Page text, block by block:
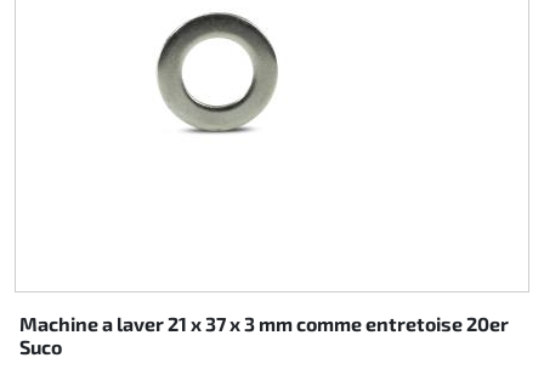
Machine a laver 21 x 37 x 3 mm comme entretoise 20er
Suco
Plastique location
Axe arrieres
RIMO Pièces d'origine